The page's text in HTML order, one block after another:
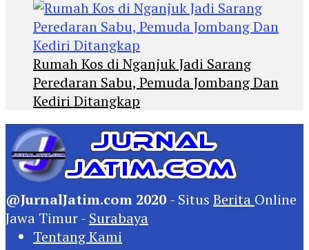
Rumah Kos di Nganjuk Jadi Sarang
Peredaran Sabu, Pemuda Jombang Dan
Kediri Ditangkap
@JurnalJatim.com 2020 - Situs Berita Online
Jawa Timur - Surabaya
Tentang Kami